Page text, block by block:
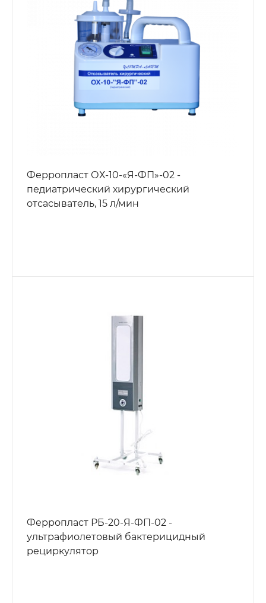
Ферропласт ОХ-10-«Я-ФП»-02 -
педиатрический хирургический
отсасыватель, 15 л/мин
Ферропласт РБ-20-Я-ФП-02 -
ультрафиолетовый бактерицидный
рециркулятор